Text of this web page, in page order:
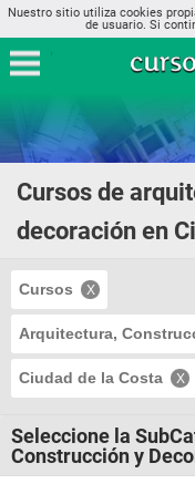
Nuestro sitio utiliza cookies
de usuario. Si
Cursos de
decoración en
Cursos
Arquitectura,
Ciudad de la Costa
Seleccione la
Construcción y